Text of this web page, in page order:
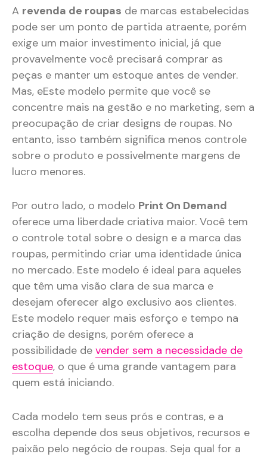
A revenda de roupas de marcas estabelecidas
pode ser um ponto de partida atraente, porém
exige um maior investimento inicial, já que
provavelmente você precisará comprar as
peças e manter um estoque antes de vender.
Mas, eEste modelo permite que você se
concentre mais na gestão e no marketing, sem a
preocupação de criar designs de roupas. No
entanto, isso também significa menos controle
sobre o produto e possivelmente margens de
lucro menores.
Por outro lado, o modelo Print On Demand
oferece uma liberdade criativa maior. Você tem
o controle total sobre o design e a marca das
roupas, permitindo criar uma identidade única
no mercado. Este modelo é ideal para aqueles
que têm uma visão clara de sua marca e
desejam oferecer algo exclusivo aos clientes.
Este modelo requer mais esforço e tempo na
criação de designs, porém oferece a
possibilidade de vender sem a necessidade de
estoque, o que é uma grande vantagem para
quem está iniciando.
Cada modelo tem seus prós e contras, e a
escolha depende dos seus objetivos, recursos e
paixão pelo negócio de roupas. Seja qual for a